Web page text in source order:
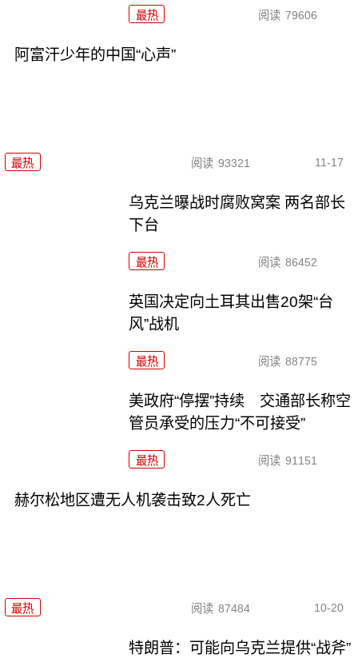
最热 阅读 79606
阿富汗少年的中国“心声”
最热 阅读 93321 11-17
乌克兰曝战时腐败窝案 两名部长
下台
最热 阅读 86452
英国决定向土耳其出售20架“台
风”战机
最热 阅读 88775
美政府“停摆”持续 交通部长称空
管员承受的压力“不可接受”
最热 阅读 91151
赫尔松地区遭无人机袭击致2人死亡
最热 阅读 87484 10-20
特朗普：可能向乌克兰提供“战斧”